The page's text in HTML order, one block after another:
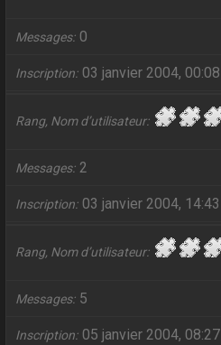
Messages 0
Inscription 03 janvier 2004, 00:08
Rang, Nom d’utilisateur
Messages 2
Inscription 03 janvier 2004, 14:43
Rang, Nom d’utilisateur
Messages 5
Inscription 05 janvier 2004, 08:27